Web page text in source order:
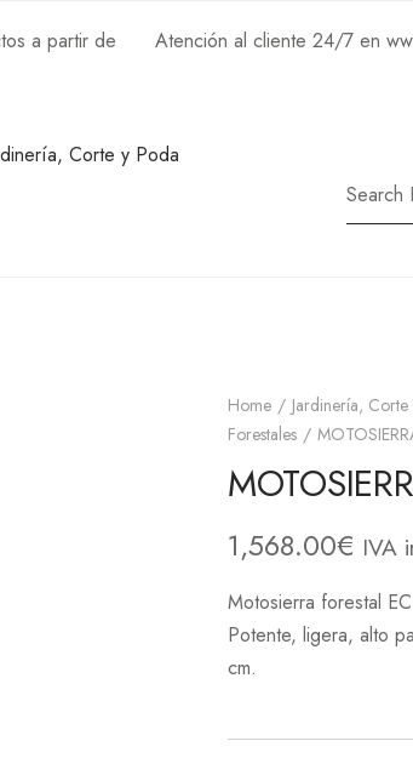
a partir de
Atención al cliente 24/7 en
Corte y Poda
Home Jardinería, Corte
Forestales
1,568.00€ IVA
Motosierra forestal
Potente, ligera, alto
cm.